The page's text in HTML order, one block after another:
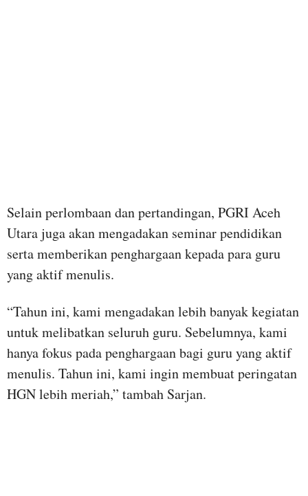
Selain perlombaan dan pertandingan, PGRI Aceh
Utara juga akan mengadakan seminar pendidikan
serta memberikan penghargaan kepada para guru
yang aktif menulis.
“Tahun ini, kami mengadakan lebih banyak kegiatan
untuk melibatkan seluruh guru. Sebelumnya, kami
hanya fokus pada penghargaan bagi guru yang aktif
menulis. Tahun ini, kami ingin membuat peringatan
HGN lebih meriah,” tambah Sarjan.